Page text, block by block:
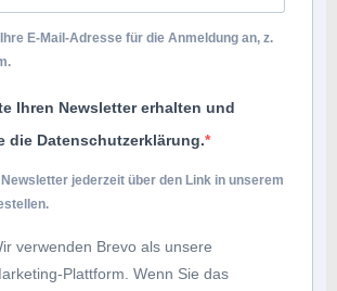
E-Mail-Adresse für die Anmeldung an, z.
.
Ihren Newsletter erhalten und
die Datenschutzerklärung.
jederzeit über den Link in unserem
verwenden Brevo als unsere
Plattform. Wenn Sie das